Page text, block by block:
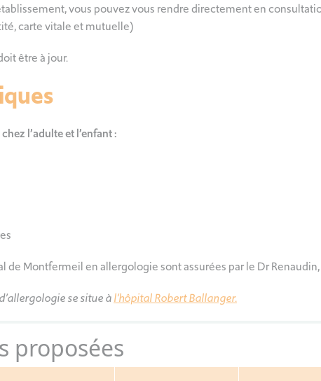
vous pouvez vous rendre directement en
carte vitale et mutuelle)
être à jour.
l’adulte et l’enfant :
de Montfermeil en allergologie sont assurées par le Dr
se situe àl’hôpital Robert Ballanger.
proposées